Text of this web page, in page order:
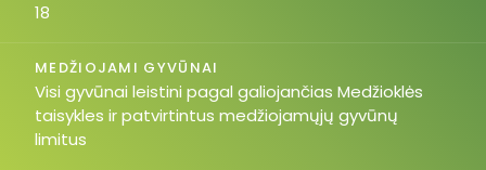
18
MEDŽIOJAMI GYVŪNAI
Visi gyvūnai leistini pagal galiojančias Medžioklės
taisykles ir patvirtintus medžiojamųjų gyvūnų
limitus